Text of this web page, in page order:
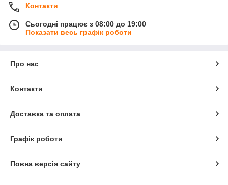
Контакти
Сьогодні працює з 08:00 до 19:00
Показати весь графік роботи
Про нас
Контакти
Доставка та оплата
Графік роботи
Повна версія сайту